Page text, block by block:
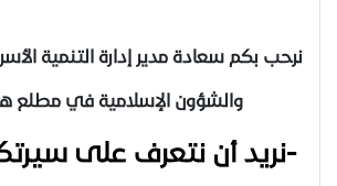
نرحب بكم سعادة مدير إدارة التنمية
والشؤون الإسلامية في مطلع
-نريد أن نتعرف على